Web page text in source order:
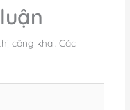
công khai. Các